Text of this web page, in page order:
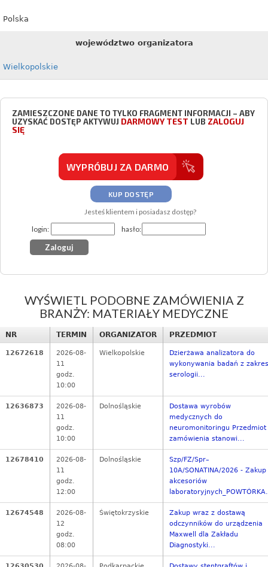
Polska
województwo organizatora
Wielkopolskie
ZAMIESZCZONE DANE TO TYLKO FRAGMENT INFORMACJI – ABY
UZYSKAĆ DOSTĘP AKTYWUJ DARMOWY TEST LUB ZALOGUJ
SIĘ
WYPRÓBUJ ZA DARMO
KUP DOSTĘP
Jesteś klientem i posiadasz dostęp?
login:
hasło:
WYŚWIETL PODOBNE ZAMÓWIENIA Z
BRANŻY: MATERIAŁY MEDYCZNE
NR TERMIN ORGANIZATOR PRZEDMIOT
12672618
2026-08-
11
godz.
10:00
Wielkopolskie
Dzierżawa analizatora do
wykonywania badań z
serologii...
12636873
2026-08-
11
godz.
10:00
Dolnośląskie
Dostawa wyrobów
medycznych do
neuromonitoringu Przedmiot
zamówienia stanowi...
12678410
2026-08-
11
godz.
12:00
Dolnośląskie
Szp/FZ/Spr–
10A/SONATINA/2026 - Zakup
akcesoriów
12674548
2026-08-
12
godz.
08:00
Świętokrzyskie
Zakup wraz z dostawą
odczynników do urządzenia
Maxwell dla Zakładu
Diagnostyki...